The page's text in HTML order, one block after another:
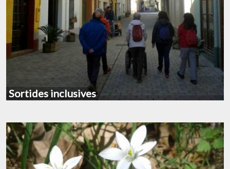
Sortides inclusives